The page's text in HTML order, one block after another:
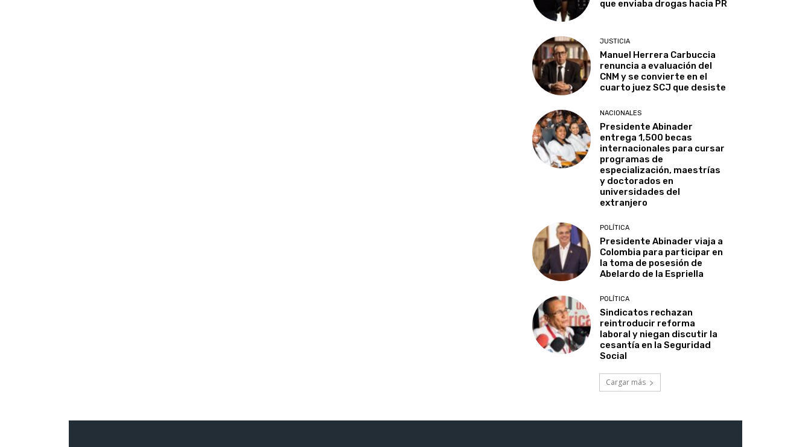
que enviaba drogas hacia PR
JUSTICIA
Manuel Herrera Carbuccia
renuncia a evaluación del
CNM y se convierte en el
cuarto juez SCJ que desiste
NACIONALES
Presidente Abinader
entrega 1,500 becas
internacionales para cursar
programas de
especialización, maestrías
y doctorados en
universidades del
extranjero
POLÍTICA
Presidente Abinader viaja a
Colombia para participar en
la toma de posesión de
Abelardo de la Espriella
POLÍTICA
Sindicatos rechazan
reintroducir reforma
laboral y niegan discutir la
cesantía en la Seguridad
Social
Cargar más